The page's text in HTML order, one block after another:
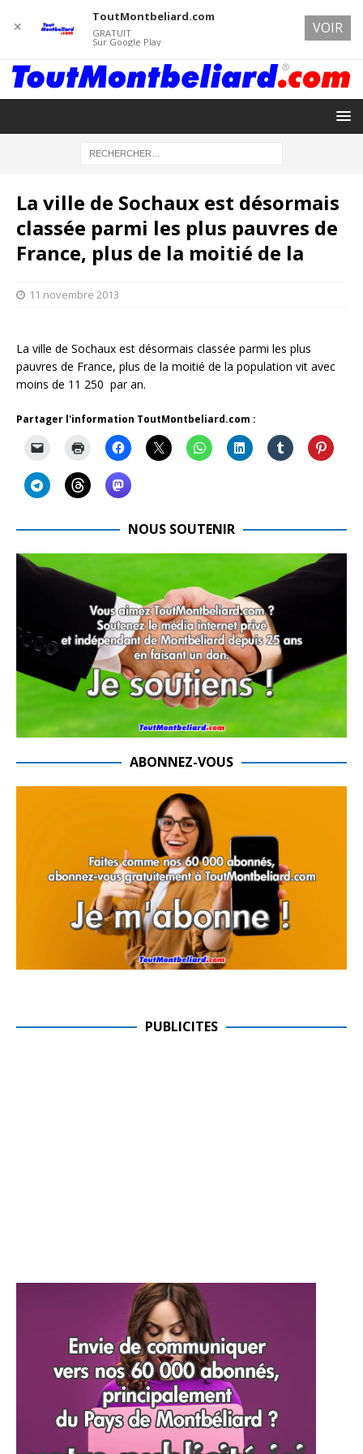
La ville de Sochaux est désormais
classée parmi les plus pauvres de
France, plus de la moitié de la
11 novembre 2013
La ville de Sochaux est désormais classée parmi les plus
pauvres de France, plus de la moitié de la population vit avec
moins de 11 250  par an.
Partager l'information ToutMontbeliard.com :
NOUS SOUTENIR
ABONNEZ-VOUS
PUBLICITES
✕
ToutMontbeliard.com
GRATUIT
Sur Google Play
VOIR